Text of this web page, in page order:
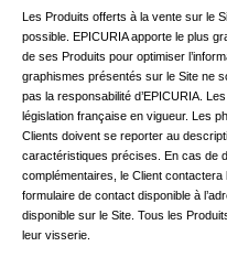
Les Produits offerts à la vente sur le
possible. EPICURIA apporte le plus
de ses Produits pour optimiser
graphismes présentés sur le Site ne
pas la responsabilité d’EPICURIA.
législation française en vigueur. Les
Clients doivent se reporter au
caractéristiques précises. En cas de
complémentaires, le Client contactera
formulaire de contact disponible à
disponible sur le Site. Tous les
leur visserie.